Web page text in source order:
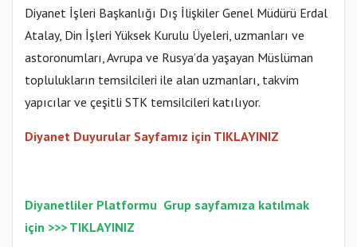
Diyanet İşleri Başkanlığı Dış İlişkiler Genel Müdürü Erdal
Atalay, Din İşleri Yüksek Kurulu Üyeleri, uzmanları ve
astoronumları, Avrupa ve Rusya’da yaşayan Müslüman
toplulukların temsilcileri ile alan uzmanları, takvim
yapıcılar ve çeşitli STK temsilcileri katılıyor.
Diyanet Duyurular Sayfamız için TIKLAYINIZ
Diyanetliler Platformu Grup sayfamıza katılmak
için >>> TIKLAYINIZ